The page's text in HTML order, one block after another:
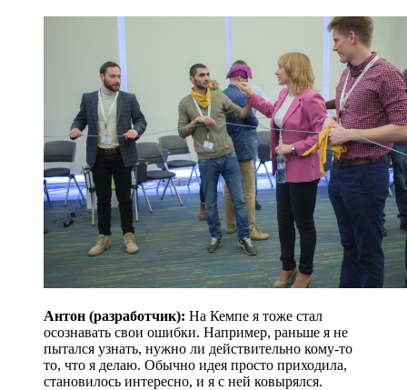
Антон (разработчик): На Кемпе я тоже стал
осознавать свои ошибки. Например, раньше я не
пытался узнать, нужно ли действительно кому-то
то, что я делаю. Обычно идея просто приходила,
становилось интересно, и я с ней ковырялся.